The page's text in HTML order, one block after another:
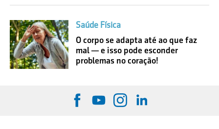
Saúde Física
O corpo se adapta até ao que faz
mal — e isso pode esconder
problemas no coração!